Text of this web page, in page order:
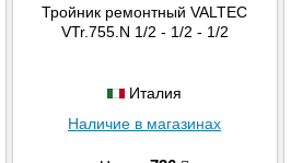
Тройник ремонтный VALTEC
VTr.755.N 1/2 - 1/2 - 1/2
Италия
Наличие в магазинах